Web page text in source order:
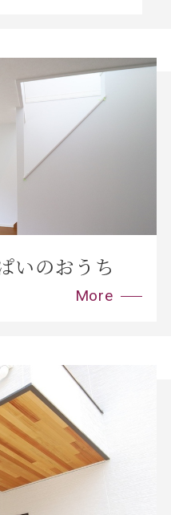
いのおうち